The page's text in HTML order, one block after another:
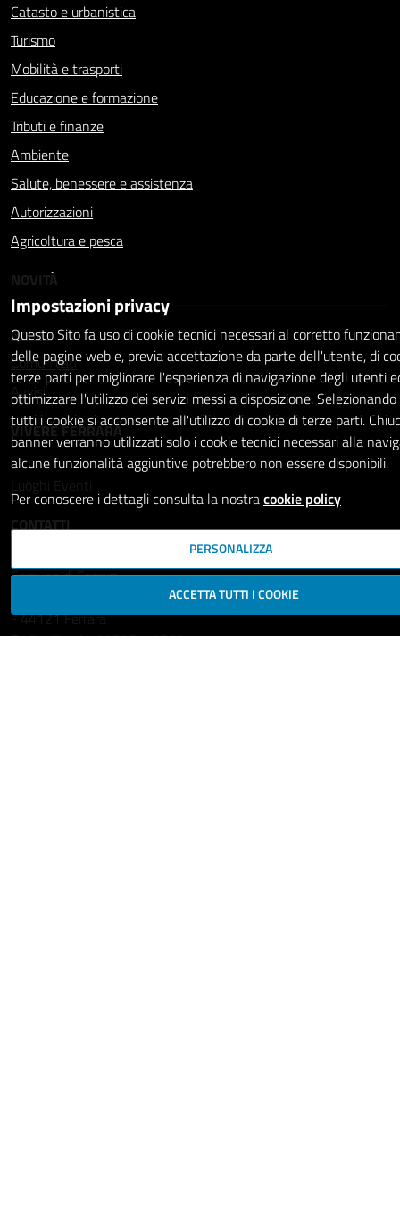
Catasto e urbanistica
Turismo
Mobilità e trasporti
Educazione e formazione
Tributi e finanze
Ambiente
Salute, benessere e assistenza
Autorizzazioni
Agricoltura e pesca
NOVITÀ
Notizie
Comunicati
Avvisi
VIVERE FERRARA
Luoghi
Eventi
CONTATTI
Comune di Ferrara
- 44121 Ferrara
Codice fiscale: 00297110389
Impostazioni privacy
Questo Sito fa uso di cookie tecnici necessari al corretto
delle pagine web e, previa accettazione da parte dell'utente, di
terze parti per migliorare l'esperienza di navigazione degli utenti
ottimizzare l'utilizzo dei servizi messi a disposizione.
tutti i cookie si acconsente all'utilizzo di cookie di terze parti.
banner verranno utilizzati solo i cookie tecnici necessari alla
alcune funzionalità aggiuntive potrebbero non essere disponibili.
Per conoscere i dettagli consulta la nostracookie policy
PERSONALIZZA
ACCETTA TUTTI I COOKIE